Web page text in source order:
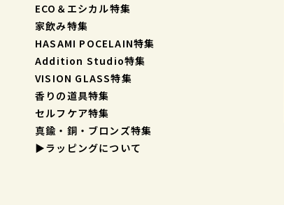
ECO＆エシカル特集
家飲み特集
HASAMI POCELAIN特集
Addition Studio特集
VISION GLASS特集
香りの道具特集
セルフケア特集
真鍮・銅・ブロンズ特集
▶︎ラッピングについて